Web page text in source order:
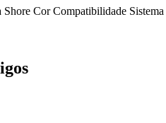
Shore Cor Compatibilidade Sistema